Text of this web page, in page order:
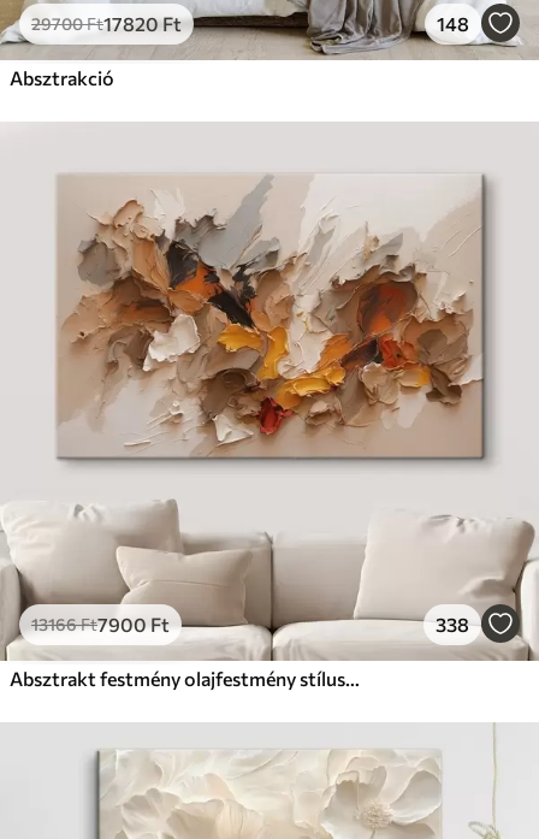
29700Ft17820Ft 148
Absztrakció
13166Ft7900Ft 338
Absztrakt festmény olajfestmény stílusban